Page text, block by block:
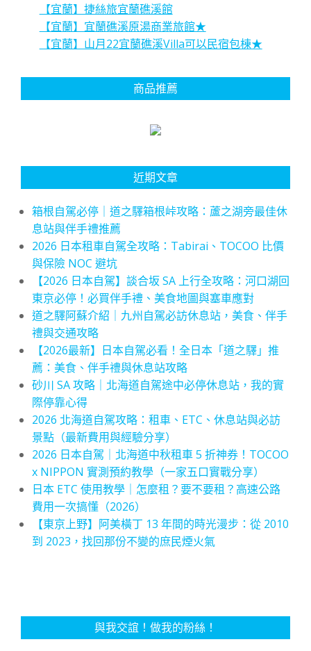
【宜蘭】捷絲旅宜蘭礁溪館
【宜蘭】宜蘭礁溪原湯商業旅館★
【宜蘭】山月22宜蘭礁溪Villa可以民宿包棟★
商品推薦
近期文章
箱根自駕必停｜道之驛箱根峠攻略：蘆之湖旁最佳休
息站與伴手禮推薦
2026 日本租車自駕全攻略：Tabirai、TOCOO 比價
與保險 NOC 避坑
【2026 日本自駕】談合坂 SA 上行全攻略：河口湖回
東京必停！必買伴手禮、美食地圖與塞車應對
道之驛阿蘇介紹｜九州自駕必訪休息站，美食、伴手
禮與交通攻略
【2026最新】日本自駕必看！全日本「道之驛」推
薦：美食、伴手禮與休息站攻略
砂川 SA 攻略｜北海道自駕途中必停休息站，我的實
際停靠心得
2026 北海道自駕攻略：租車、ETC、休息站與必訪
景點（最新費用與經驗分享）
2026 日本自駕｜北海道中秋租車 5 折神券！TOCOO
x NIPPON 實測預約教學（一家五口實戰分享）
日本 ETC 使用教學｜怎麼租？要不要租？高速公路
費用一次搞懂（2026）
【東京上野】阿美橫丁 13 年間的時光漫步：從 2010
到 2023，找回那份不變的庶民煙火氣
與我交誼！做我的粉絲！